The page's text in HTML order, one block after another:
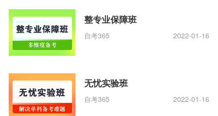
整专业保障班
自考365 2022-01-16
无忧实验班
自考365 2022-01-16